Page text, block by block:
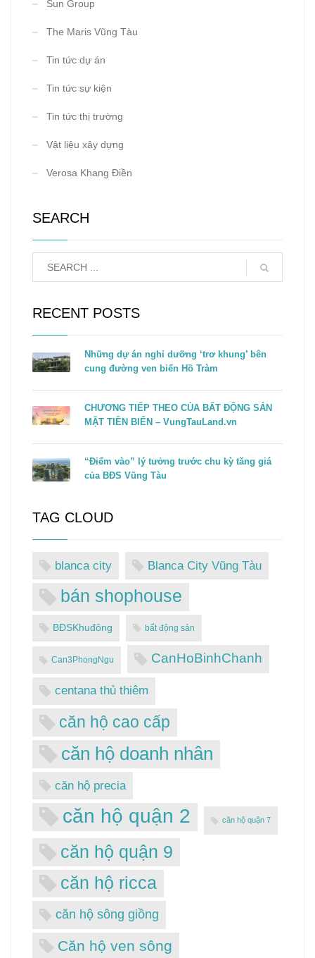
Sun Group
The Maris Vũng Tàu
Tin tức dự án
Tin tức sự kiện
Tin tức thị trường
Vật liệu xây dựng
Verosa Khang Điền
SEARCH
RECENT POSTS
Những dự án nghỉ dưỡng ‘trơ khung’ bên
cung đường ven biển Hồ Tràm
CHƯƠNG TIẾP THEO CỦA BẤT ĐỘNG SẢN
MẶT TIỀN BIỂN – VungTauLand.vn
“Điểm vào” lý tưởng trước chu kỳ tăng giá
của BĐS Vũng Tàu
TAG CLOUD
blanca city Blanca City Vũng Tàu
bán shophouse
BĐSKhuđông bất động sản
Can3PhongNgu CanHoBinhChanh
centana thủ thiêm
căn hộ cao cấp
căn hộ doanh nhân
căn hộ precia
căn hộ quận 2 căn hộ quận 7
căn hộ quận 9
căn hộ ricca
căn hộ sông giồng
Căn hộ ven sông